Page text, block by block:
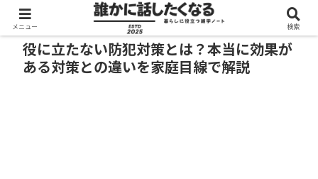
役に立たない防犯対策とは？本当に効果が
ある対策との違いを家庭目線で解説
メニュー 検索